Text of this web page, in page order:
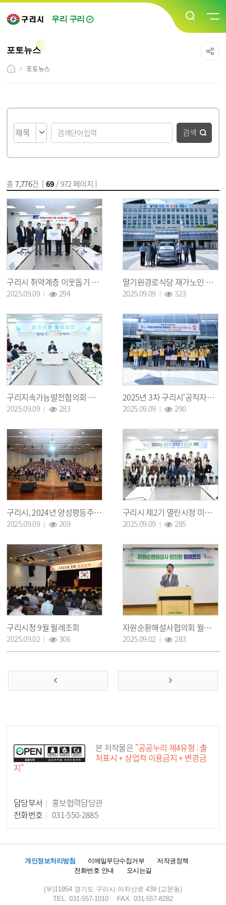
우리 구리
포토뉴스
포토뉴스
검색
총7,776건 [69 / 972 페이지 ]
구리시 취약계층 이웃돕기 후원 기부금품 전달식
2025.09.09 294
딸기원경로식당 재가노인 식사배달 차량 전달식
2025.09.09 323
구리지속가능발전협의회 운영위원 월례회의
2025.09.09 283
2025년 3차 구리시‘공직자와 함께하는 행복 나눔 헌혈’행사 개최
2025.09.09 290
구리시, 2024년 양성평등주간 기념행사 개최
2025.09.09 269
구리시 제2기 열린시정 미래혁신 준비단 2025년 상반기 정책연구 보고회 개최
2025.09.09 285
구리시청 9월 월례조회
2025.09.02 306
자원순환해설사협의회 월례회의
2025.09.02 283
본 저작물은 "공공누리 제4유형 : 출
처표시 + 상업적 이용금지 + 변경금
지"
담당부서
홍보협력담당관
전화번호
031-550-2885
개인정보처리방침 이메일무단수집거부
저작권정책
전화번호 안내
오시는길
(우)11954 경기도 구리시 아차산로 439 (교문동)
TEL. 031-557-1010
FAX. 031-557-8282